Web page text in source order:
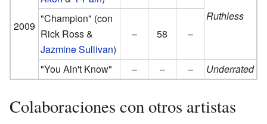
2009
Ruthless
"Champion" (con
Rick Ross &
Jazmine Sullivan)
– 58 –
"You Ain't Know" – – – Underrated
Colaboraciones con otros artistas